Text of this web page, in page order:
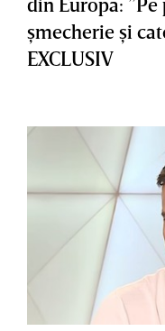
şmecherie şi
EXCLUSIV